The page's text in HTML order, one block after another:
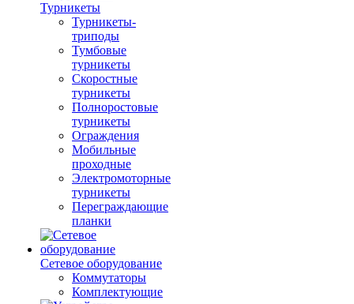
Турникеты
Турникеты-
триподы
Тумбовые
турникеты
Скоростные
турникеты
Полноростовые
турникеты
Ограждения
Мобильные
проходные
Электромоторные
турникеты
Переграждающие
планки
Сетевое оборудование
Коммутаторы
Комплектующие